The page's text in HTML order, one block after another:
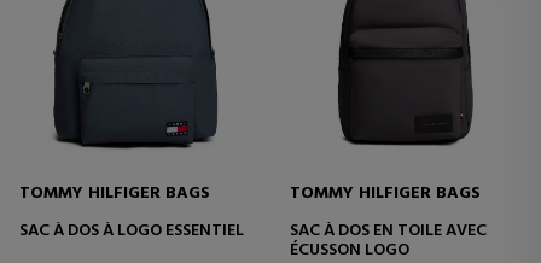
TOMMY HILFIGER BAGS
SAC À DOS À LOGO ESSENTIEL
TOMMY HILFIGER BAGS
SAC À DOS EN TOILE AVEC
ÉCUSSON LOGO